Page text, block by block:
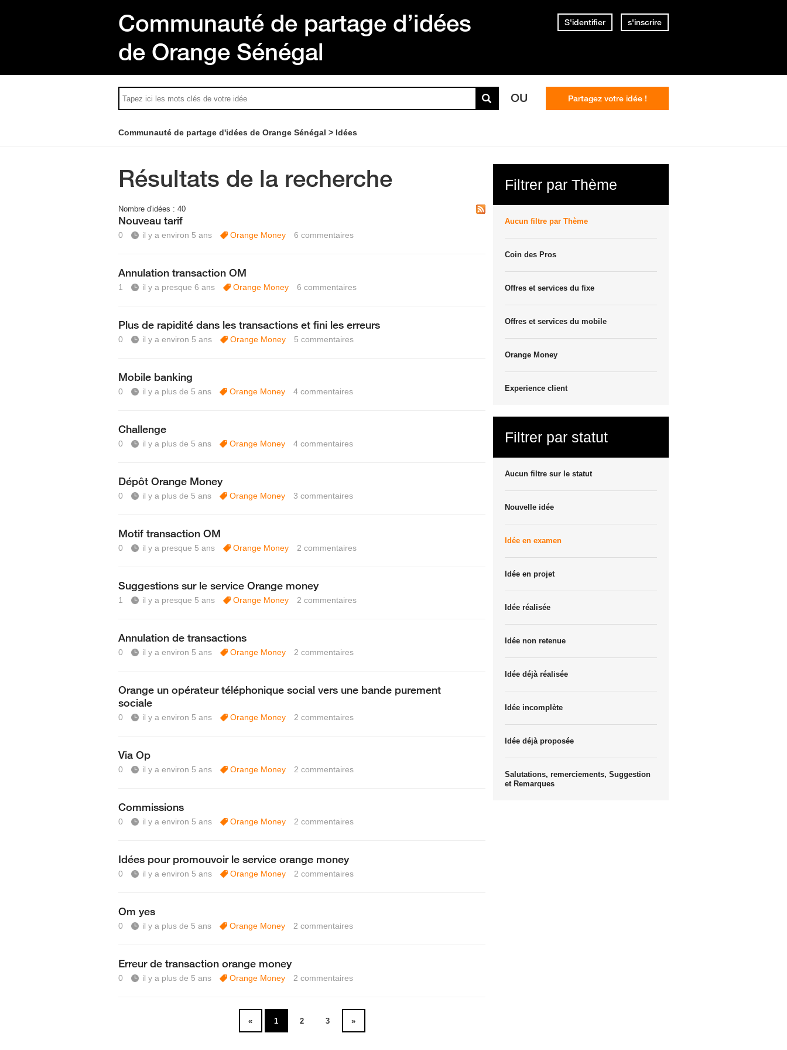
Communauté de partage d’idées
de Orange Sénégal
S'identifier s'inscrire
OU Partagez votre idée !
Communauté de partage d'idées de Orange Sénégal Idées
Résultats de la recherche
Nombre d'idées : 40
Nouveau tarif
0 il y a environ 5 ans Orange Money 6 commentaires
Annulation transaction OM
1 il y a presque 6 ans Orange Money 6 commentaires
Plus de rapidité dans les transactions et fini les erreurs
0 il y a environ 5 ans Orange Money 5 commentaires
Mobile banking
0 il y a plus de 5 ans Orange Money 4 commentaires
Challenge
0 il y a plus de 5 ans Orange Money 4 commentaires
Dépôt Orange Money
0 il y a plus de 5 ans Orange Money 3 commentaires
Motif transaction OM
0 il y a presque 5 ans Orange Money 2 commentaires
Suggestions sur le service Orange money
1 il y a presque 5 ans Orange Money 2 commentaires
Annulation de transactions
0 il y a environ 5 ans Orange Money 2 commentaires
Orange un opérateur téléphonique social vers une bande purement
sociale
0 il y a environ 5 ans Orange Money 2 commentaires
Via Op
0 il y a environ 5 ans Orange Money 2 commentaires
Commissions
0 il y a environ 5 ans Orange Money 2 commentaires
Idées pour promouvoir le service orange money
0 il y a environ 5 ans Orange Money 2 commentaires
Om yes
0 il y a plus de 5 ans Orange Money 2 commentaires
Erreur de transaction orange money
0 il y a plus de 5 ans Orange Money 2 commentaires
« 1 2 3 »
Filtrer par Thème
Aucun filtre par Thème
Coin des Pros
Offres et services du fixe
Offres et services du mobile
Orange Money
Experience client
Filtrer par statut
Aucun filtre sur le statut
Nouvelle idée
Idée en examen
Idée en projet
Idée réalisée
Idée non retenue
Idée déjà réalisée
Idée incomplète
Idée déjà proposée
Salutations, remerciements, Suggestion
et Remarques